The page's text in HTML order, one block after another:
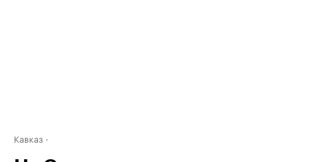
Кавказ